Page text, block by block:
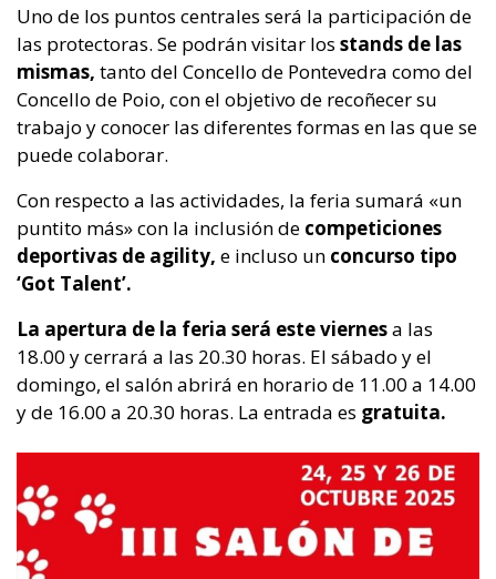
Uno de los puntos centrales será la participación de
las protectoras. Se podrán visitar los stands de las
mismas, tanto del Concello de Pontevedra como del
Concello de Poio, con el objetivo de recoñecer su
trabajo y conocer las diferentes formas en las que se
puede colaborar.
Con respecto a las actividades, la feria sumará «un
puntito más» con la inclusión de competiciones
deportivas de agility, e incluso un concurso tipo
‘Got Talent’.
La apertura de la feria será este viernesa las
18.00 y cerrará a las 20.30 horas. El sábado y el
domingo, el salón abrirá en horario de 11.00 a 14.00
y de 16.00 a 20.30 horas. La entrada es gratuita.